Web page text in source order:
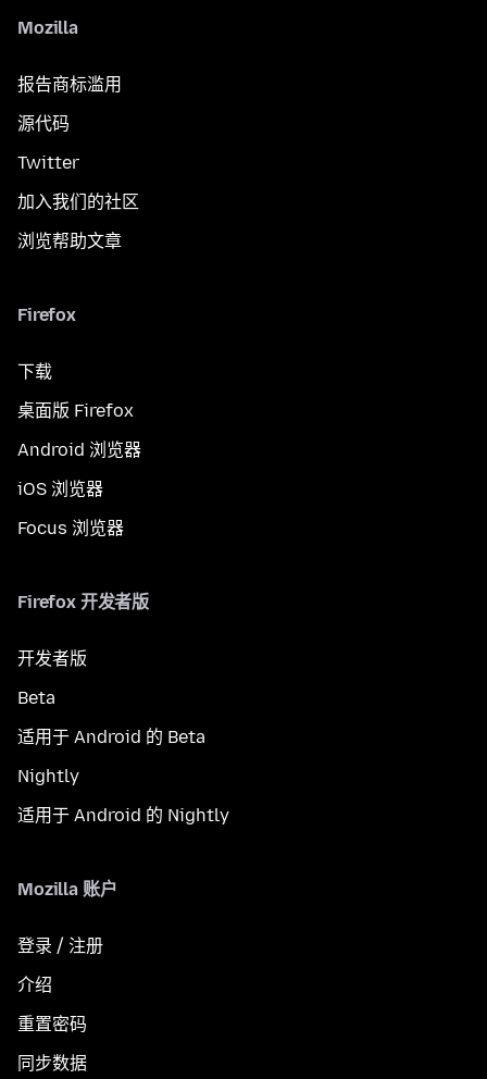
Mozilla
报告商标滥用
源代码
Twitter
加入我们的社区
浏览帮助文章
Firefox
下载
桌面版 Firefox
Android 浏览器
iOS 浏览器
Focus 浏览器
Firefox 开发者版
开发者版
Beta
适用于 Android 的 Beta
Nightly
适用于 Android 的 Nightly
Mozilla 账户
登录 / 注册
介绍
重置密码
同步数据